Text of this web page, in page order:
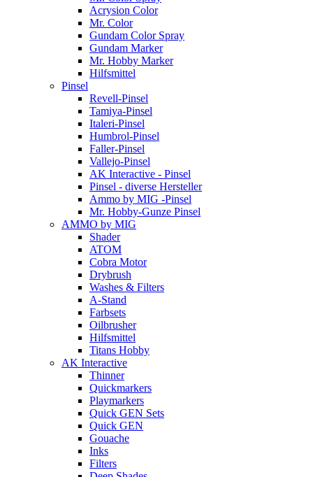
Acrysion Color
Mr. Color
Gundam Color Spray
Gundam Marker
Mr. Hobby Marker
Hilfsmittel
Pinsel
Revell-Pinsel
Tamiya-Pinsel
Italeri-Pinsel
Humbrol-Pinsel
Faller-Pinsel
Vallejo-Pinsel
AK Interactive - Pinsel
Pinsel - diverse Hersteller
Ammo by MIG -Pinsel
Mr. Hobby-Gunze Pinsel
AMMO by MIG
Shader
ATOM
Cobra Motor
Drybrush
Washes & Filters
A-Stand
Farbsets
Oilbrusher
Hilfsmittel
Titans Hobby
AK Interactive
Thinner
Quickmarkers
Playmarkers
Quick GEN Sets
Quick GEN
Gouache
Inks
Filters